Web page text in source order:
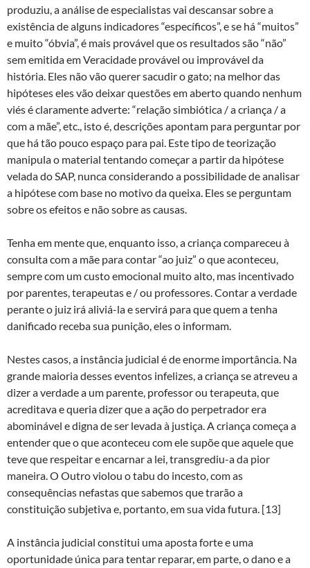
produziu, a análise de especialistas vai descansar sobre a
existência de alguns indicadores “específicos”, e se há “muitos”
e muito “óbvia”, é mais provável que os resultados são “não”
sem emitida em Veracidade provável ou improvável da
história. Eles não vão querer sacudir o gato; na melhor das
hipóteses eles vão deixar questões em aberto quando nenhum
viés é claramente adverte: “relação simbiótica / a criança / a
com a mãe”, etc., isto é, descrições apontam para perguntar por
que há tão pouco espaço para pai. Este tipo de teorização
manipula o material tentando começar a partir da hipótese
velada do SAP, nunca considerando a possibilidade de analisar
a hipótese com base no motivo da queixa. Eles se perguntam
sobre os efeitos e não sobre as causas.
Tenha em mente que, enquanto isso, a criança compareceu à
consulta com a mãe para contar “ao juiz” o que aconteceu,
sempre com um custo emocional muito alto, mas incentivado
por parentes, terapeutas e / ou professores. Contar a verdade
perante o juiz irá aliviá-la e servirá para que quem a tenha
danificado receba sua punição, eles o informam.
Nestes casos, a instância judicial é de enorme importância. Na
grande maioria desses eventos infelizes, a criança se atreveu a
dizer a verdade a um parente, professor ou terapeuta, que
acreditava e queria dizer que a ação do perpetrador era
abominável e digna de ser levada à justiça. A criança começa a
entender que o que aconteceu com ele supõe que aquele que
teve que respeitar e encarnar a lei, transgrediu-a da pior
maneira. O Outro violou o tabu do incesto, com as
consequências nefastas que sabemos que trarão a
constituição subjetiva e, portanto, em sua vida futura. [13]
A instância judicial constitui uma aposta forte e uma
oportunidade única para tentar reparar, em parte, o dano e a